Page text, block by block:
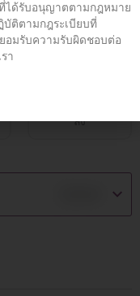
ลัง
ได้รับอนุญาตตามกฎหมาย
บัติตามกฎระเบียบที่
อมรับความรับผิดชอบต่อ
า